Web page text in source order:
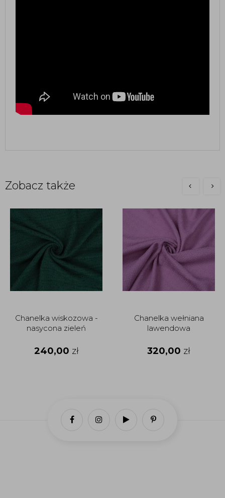
Zobacz także
Chanelka wiskozowa -
nasycona zieleń
240,00 zł
Chanelka wełniana
lawendowa
320,00 zł